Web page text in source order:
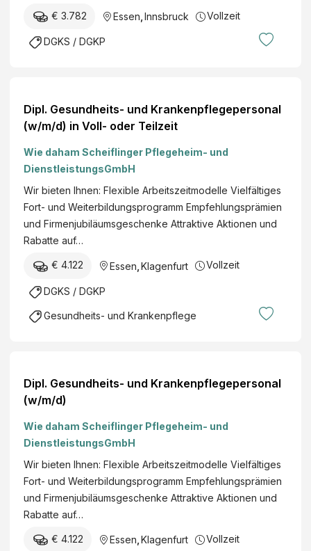
€ 3.782 Essen Innsbruck Vollzeit
DGKS / DGKP
Dipl. Gesundheits- und Krankenpflegepersonal
(w/m/d) in Voll- oder Teilzeit
Wie daham Scheiflinger Pflegeheim- und
DienstleistungsGmbH
Wir bieten Ihnen: Flexible Arbeitszeitmodelle Vielfältiges
Fort- und Weiterbildungsprogramm Empfehlungsprämien
und Firmenjubiläumsgeschenke Attraktive Aktionen und
Rabatte auf…
€ 4.122 Essen Klagenfurt Vollzeit
DGKS / DGKP
Gesundheits- und Krankenpflege
Dipl. Gesundheits- und Krankenpflegepersonal
(w/m/d)
Wie daham Scheiflinger Pflegeheim- und
DienstleistungsGmbH
Wir bieten Ihnen: Flexible Arbeitszeitmodelle Vielfältiges
Fort- und Weiterbildungsprogramm Empfehlungsprämien
und Firmenjubiläumsgeschenke Attraktive Aktionen und
Rabatte auf…
€ 4.122 Essen Klagenfurt Vollzeit